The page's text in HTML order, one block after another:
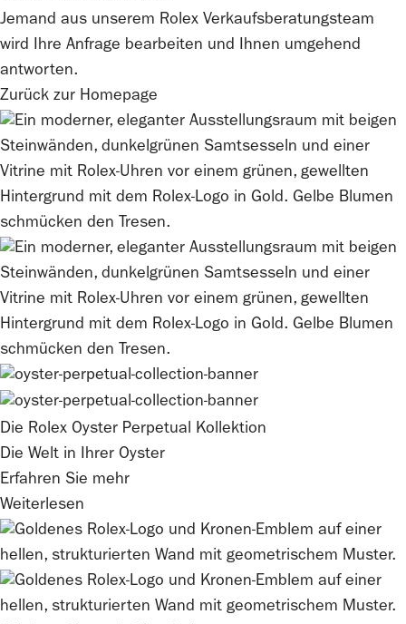
Jemand aus unserem Rolex Verkaufsberatungsteam
wird Ihre Anfrage bearbeiten und Ihnen umgehend
antworten.
Zurück zur Homepage
Die Rolex Oyster Perpetual Kollektion
Die Welt in Ihrer Oyster
Erfahren Sie mehr
Weiterlesen